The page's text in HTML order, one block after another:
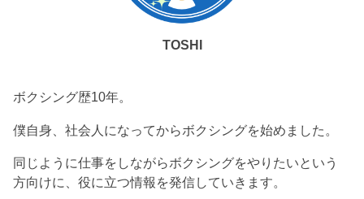
TOSHI
ボクシング歴10年。
僕自身、社会人になってからボクシングを始めました。
同じように仕事をしながらボクシングをやりたいという
方向けに、役に立つ情報を発信していきます。